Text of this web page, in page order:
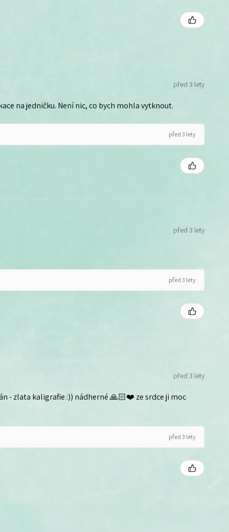
před 3 lety
na jedničku. Není nic, co bych mohla vytknout.
před 3 lety
před 3 lety
před 3 lety
před 3 lety
- zlata kaligrafie :)) nádherné 🙏🏻❤️ ze srdce ji moc
před 3 lety